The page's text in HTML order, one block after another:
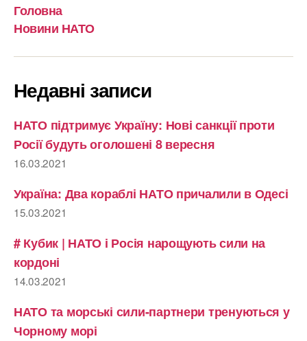
Головна
Новини НАТО
Недавні записи
НАТО підтримує Україну: Нові санкції проти
Росії будуть оголошені 8 вересня
16.03.2021
Україна: Два кораблі НАТО причалили в Одесі
15.03.2021
# Кубик | НАТО і Росія нарощують сили на
кордоні
14.03.2021
НАТО та морські сили-партнери тренуються у
Чорному морі